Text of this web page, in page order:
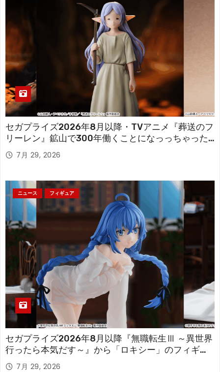
セガプライズ2026年8月以降・TVアニメ『葬送のフ
リーレン』鉱山で300年働くことになっっちゃった
「フリーレン」を立体化！
7月 29, 2026
ニュース フィギュア
セガプライズ2026年8月以降『無職転生Ⅲ ～異世界
行ったら本気だす～』から「ロキシー」のフィギュ
アが登場！
7月 29, 2026